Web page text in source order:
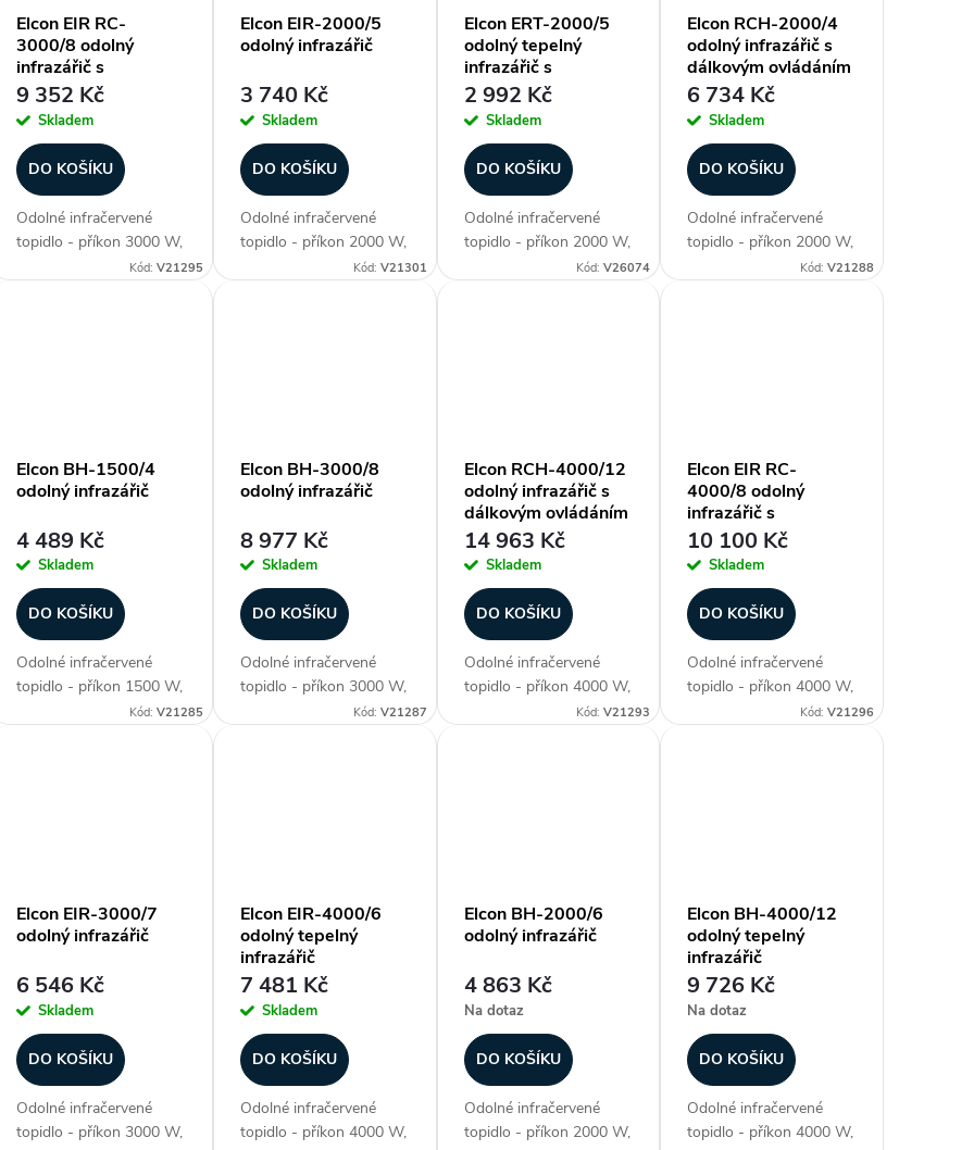
Elcon EIR RC-
3000/8 odolný
infrazářič s
dálkovým ovládáním
9 352 Kč
Skladem
DO KOŠÍKU
Odolné infračervené
topidlo - příkon 3000 W,
délka panelu 870 mm,
Kód: V21295
Elcon EIR-2000/5
odolný infrazářič
3 740 Kč
Skladem
DO KOŠÍKU
Odolné infračervené
topidlo - příkon 2000 W,
délka panelu 530 mm,
Kód: V21301
Elcon ERT-2000/5
odolný tepelný
infrazářič s
manuálním
ovládáním
2 992 Kč
Skladem
DO KOŠÍKU
Odolné infračervené
topidlo - příkon 2000 W,
délka panelu 500 mm,
Kód:V26074
Elcon RCH-2000/4
odolný infrazářič s
dálkovým ovládáním
6 734 Kč
Skladem
DO KOŠÍKU
Odolné infračervené
topidlo - příkon 2000 W,
délka panelu 470 mm,
Kód: V21288
Elcon BH-1500/4
odolný infrazářič
4 489 Kč
Skladem
DO KOŠÍKU
Odolné infračervené
topidlo - příkon 1500 W,
délka panelu 400 mm,
Kód: V21285
Elcon BH-3000/8
odolný infrazářič
8 977 Kč
Skladem
DO KOŠÍKU
Odolné infračervené
topidlo - příkon 3000 W,
délka panelu 800 mm,
Kód: V21287
Elcon RCH-4000/12
odolný infrazářič s
dálkovým ovládáním
14 963 Kč
Skladem
DO KOŠÍKU
Odolné infračervené
topidlo - příkon 4000 W,
délka panelu 1250 mm,
Kód:V21293
Elcon EIR RC-
4000/8 odolný
infrazářič s
dálkovým ovládáním
10 100 Kč
Skladem
DO KOŠÍKU
Odolné infračervené
topidlo - příkon 4000 W,
délka panelu 870 mm,
Kód: V21296
Elcon EIR-3000/7
odolný infrazářič
6 546 Kč
Skladem
DO KOŠÍKU
Odolné infračervené
topidlo - příkon 3000 W,
Elcon EIR-4000/6
odolný tepelný
infrazářič
7 481 Kč
Skladem
DO KOŠÍKU
Odolné infračervené
topidlo - příkon 4000 W,
Elcon BH-2000/6
odolný infrazářič
4 863 Kč
Na dotaz
DO KOŠÍKU
Odolné infračervené
topidlo - příkon 2000 W,
Elcon BH-4000/12
odolný tepelný
infrazářič
9 726 Kč
Na dotaz
DO KOŠÍKU
Odolné infračervené
topidlo - příkon 4000 W,